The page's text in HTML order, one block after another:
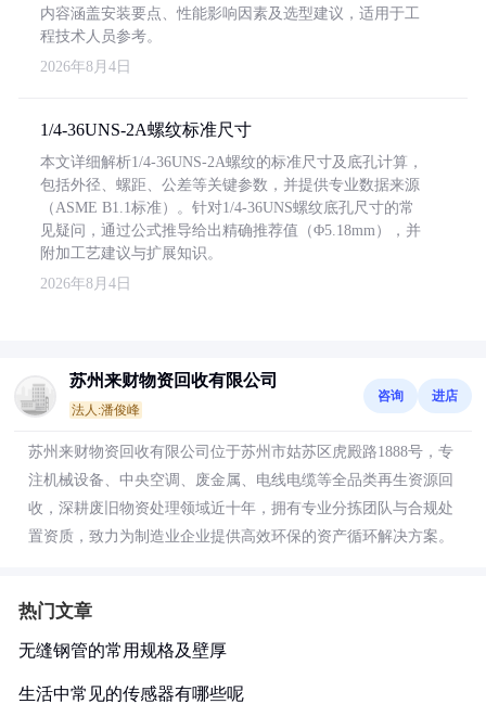
内容涵盖安装要点、性能影响因素及选型建议，适用于工
程技术人员参考。
2026年8月4日
1/4-36UNS-2A螺纹标准尺寸
本文详细解析1/4-36UNS-2A螺纹的标准尺寸及底孔计算，
包括外径、螺距、公差等关键参数，并提供专业数据来源
（ASME B1.1标准）。针对1/4-36UNS螺纹底孔尺寸的常
见疑问，通过公式推导给出精确推荐值（Φ5.18mm），并
附加工艺建议与扩展知识。
2026年8月4日
苏州来财物资回收有限公司
法人:潘俊峰
咨询 进店
苏州来财物资回收有限公司位于苏州市姑苏区虎殿路1888号，专
注机械设备、中央空调、废金属、电线电缆等全品类再生资源回
收，深耕废旧物资处理领域近十年，拥有专业分拣团队与合规处
置资质，致力为制造业企业提供高效环保的资产循环解决方案。
热门文章
无缝钢管的常用规格及壁厚
生活中常见的传感器有哪些呢